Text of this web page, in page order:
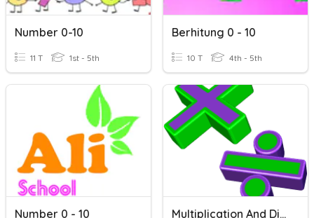
Number 0-10
11 T 1st - 5th
Berhitung 0 - 10
10 T 4th - 5th
Number 0 - 10 Multiplication And Division Fluency 0-10 #2